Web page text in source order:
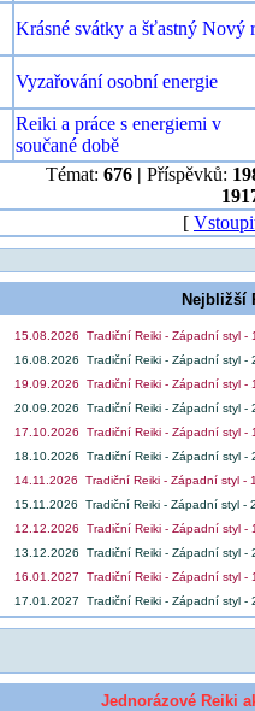
Krásné svátky a šťastný Nový
Vyzařování osobní energie
Reiki a práce s energiemi v
součané době
Témat: 676 | Příspěvků:
[
Nejbližší
15.08.2026 Tradiční Reiki - Západní styl -
16.08.2026 Tradiční Reiki - Západní styl -
19.09.2026 Tradiční Reiki - Západní styl -
20.09.2026 Tradiční Reiki - Západní styl -
17.10.2026 Tradiční Reiki - Západní styl -
18.10.2026 Tradiční Reiki - Západní styl -
14.11.2026 Tradiční Reiki - Západní styl -
15.11.2026 Tradiční Reiki - Západní styl -
12.12.2026 Tradiční Reiki - Západní styl -
13.12.2026 Tradiční Reiki - Západní styl -
16.01.2027 Tradiční Reiki - Západní styl -
17.01.2027 Tradiční Reiki - Západní styl -
Jednorázové Reiki